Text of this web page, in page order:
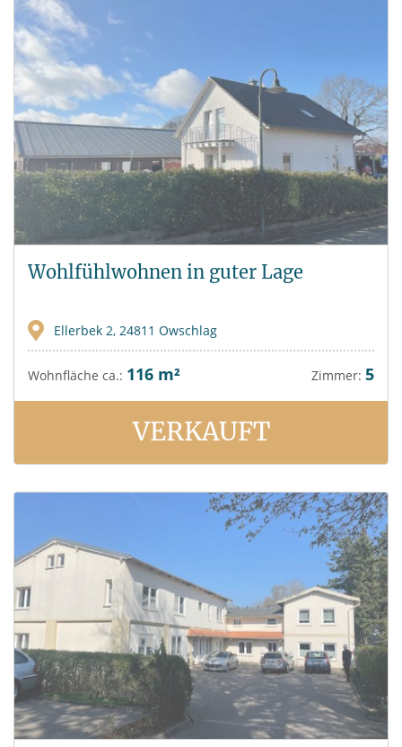
Wohlfühlwohnen in guter Lage
Ellerbek 2, 24811 Owschlag
Wohnfläche ca.: 116 m² Zimmer: 5
VERKAUFT